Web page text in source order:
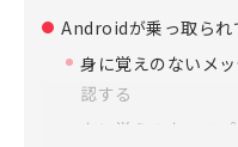
Androidが乗っ取られ
身に覚えのないメ
認する
身に覚えのないア